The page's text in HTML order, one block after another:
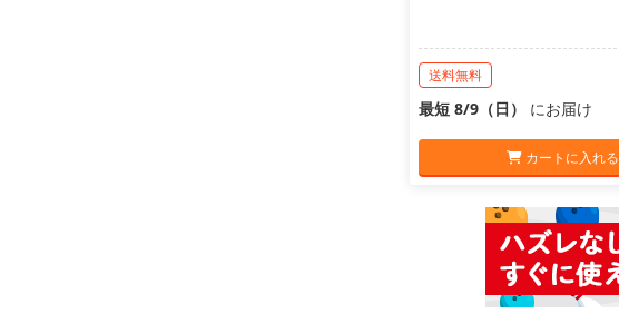
送料無料
最短 8/9（日） にお届け
カートに入れる